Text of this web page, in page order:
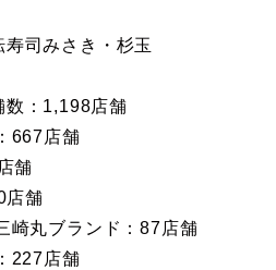
寿司みさき・杉玉
数：1,198店舗
667店舗
舗
店舗
崎丸ブランド：87店舗
227店舗